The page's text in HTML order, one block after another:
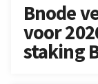
Bnode
voor
staking